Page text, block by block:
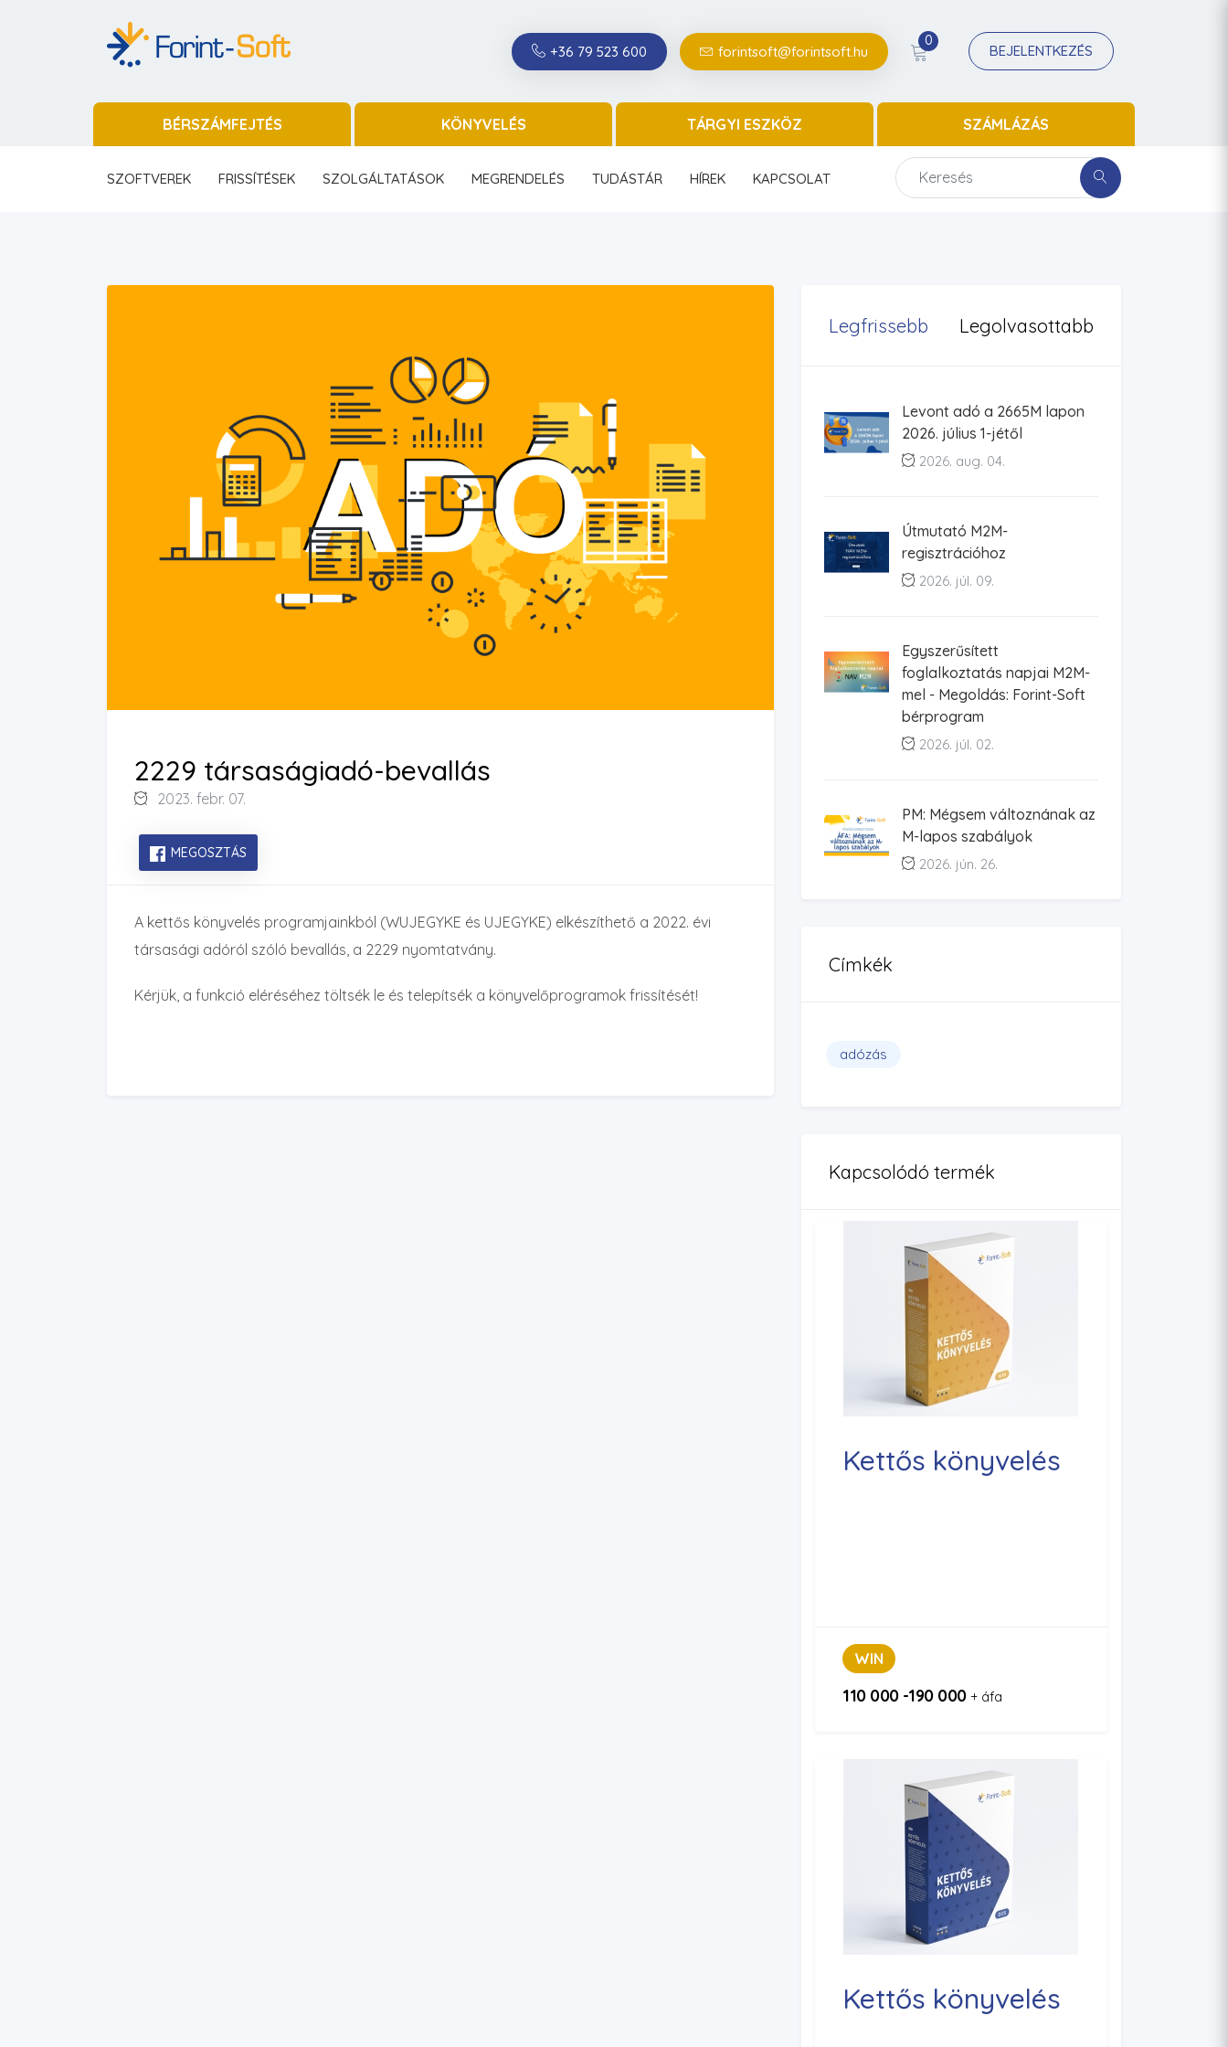
+36 79 523 600 forintsoft@forintsoft.hu
0
BEJELENTKEZÉS
BÉRSZÁMFEJTÉS KÖNYVELÉS TÁRGYI ESZKÖZ SZÁMLÁZÁS
SZOFTVEREK FRISSÍTÉSEK SZOLGÁLTATÁSOK MEGRENDELÉS TUDÁSTÁR HÍREK KAPCSOLAT
2229 társaságiadó-bevallás
2023. febr. 07.
MEGOSZTÁS
A kettős könyvelés programjainkból (WUJEGYKE és UJEGYKE) elkészíthető a 2022. évi
társasági adóról szóló bevallás, a 2229 nyomtatvány.
Kérjük, a funkció eléréséhez töltsék le és telepítsék a könyvelőprogramok frissítését!
Legfrissebb Legolvasottabb
Levont adó a 2665M lapon
2026. július 1-jétől
2026. aug. 04.
Útmutató M2M-
regisztrációhoz
2026. júl. 09.
Egyszerűsített
foglalkoztatás napjai M2M-
mel - Megoldás: Forint-Soft
bérprogram
2026. júl. 02.
PM: Mégsem változnának az
M-lapos szabályok
2026. jún. 26.
Címkék
adózás
Kapcsolódó termék
Kettős könyvelés
WIN
110 000 -190 000+ áfa
Kettős könyvelés